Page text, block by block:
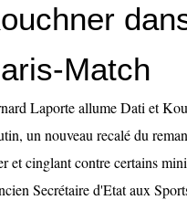
Match
Laporte allume Dati et
un nouveau recalé du
et cinglant contre certains
Secrétaire d'Etat aux